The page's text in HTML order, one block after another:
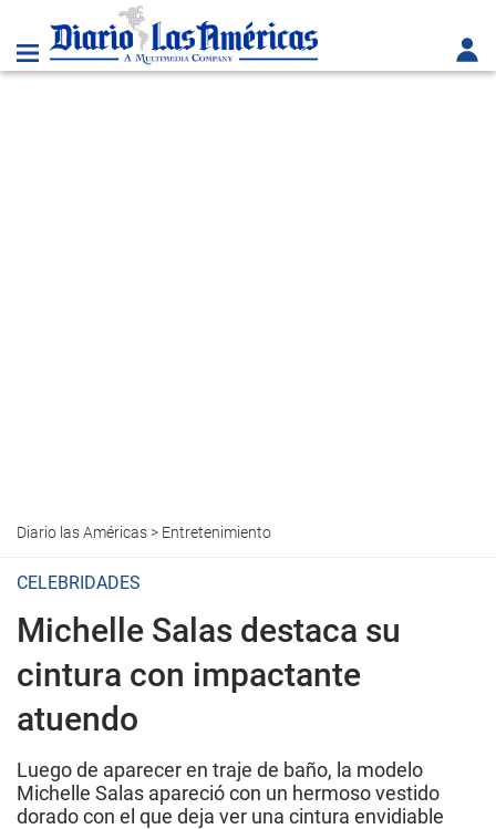
Diario las Américas> Entretenimiento
CELEBRIDADES
Michelle Salas destaca su
cintura con impactante
atuendo
Luego de aparecer en traje de baño, la modelo
Michelle Salas apareció con un hermoso vestido
dorado con el que deja ver una cintura envidiable